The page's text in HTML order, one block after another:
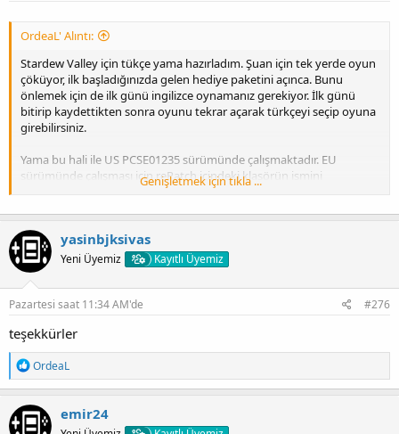
OrdeaL' Alıntı:
Stardew Valley için tükçe yama hazırladım. Şuan için tek yerde oyun
çöküyor, ilk başladığınızda gelen hediye paketini açınca. Bunu
önlemek için de ilk günü ingilizce oynamanız gerekiyor. İlk günü
bitirip kaydettikten sonra oyunu tekrar açarak türkçeyi seçip oyuna
girebilirsiniz.
Yama bu hali ile US PCSE01235 sürümünde çalışmaktadır. EU
sürümünde çalışması için rePatch içindeki klasörün ismini
PCSB01226 yapmanız gerekmektedir.
Kurulum:Zipten çıkan rePatch klasörünü hafıza kartınızın ana
klasörüne(ux0:\ içine) atın.
İndirme linkleri:
[Gizli içerik]
[Gizli içerik]
[Gizli içerik]
çalışırım. Oyun çok geniş olduğundan herşeyi deneme fırsatım
Genişletmek için tıkla ...
yasinbjksivas
Yeni Üyemiz Kayıtlı Üyemiz
Pazartesi saat 11:34 AM'de #276
teşekkürler
T
e
p
k
i
OrdeaL
emir24